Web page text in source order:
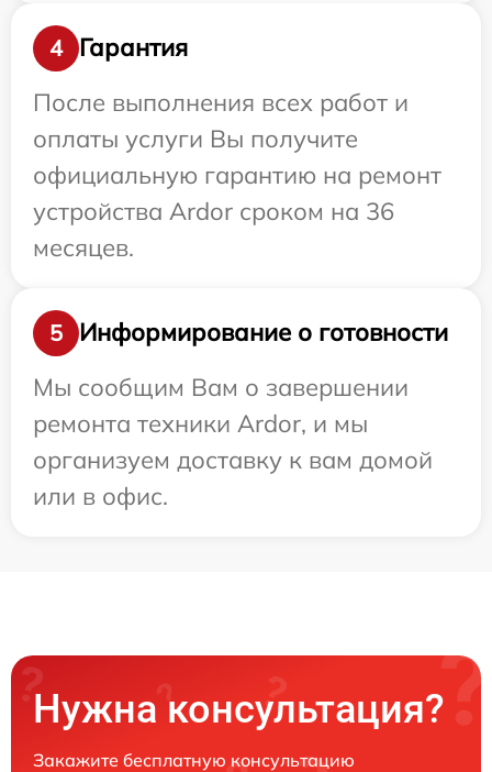
4
Гарантия
После выполнения всех работ и
оплаты услуги Вы получите
официальную гарантию на ремонт
устройства Ardor сроком на 36
месяцев.
5
Информирование о готовности
Мы сообщим Вам о завершении
ремонта техники Ardor, и мы
организуем доставку к вам домой
или в офис.
Нужна консультация?
Закажите бесплатную консультацию